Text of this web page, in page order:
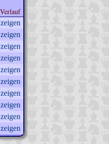
Verlauf
zeigen
zeigen
zeigen
zeigen
zeigen
zeigen
zeigen
zeigen
zeigen
zeigen